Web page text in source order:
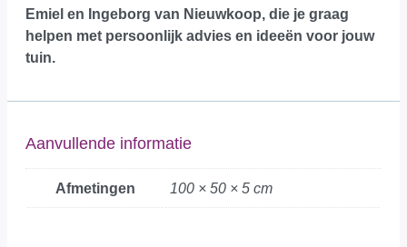
Emiel en Ingeborg van Nieuwkoop, die je graag
helpen met persoonlijk advies en ideeën voor jouw
tuin.
Aanvullende informatie
Afmetingen 100 × 50 × 5 cm